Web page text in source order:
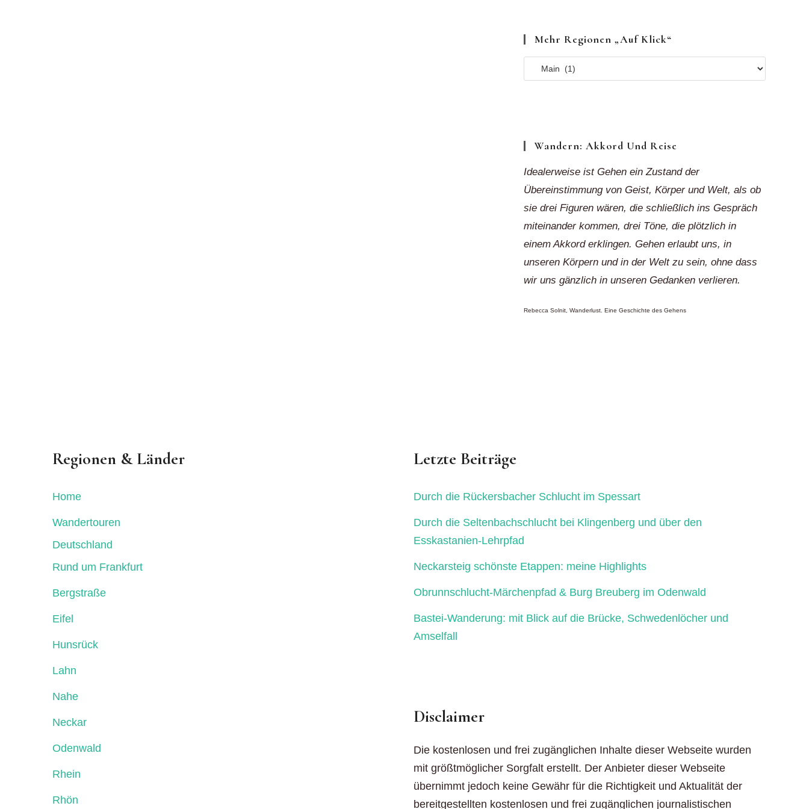
Mehr Regionen „auf Klick“
Mehr
Regionen
Wandern: Akkord Und Reise
Idealerweise ist Gehen ein Zustand der
Übereinstimmung von Geist, Körper und Welt, als ob
sie drei Figuren wären, die schließlich ins Gespräch
miteinander kommen, drei Töne, die plötzlich in
einem Akkord erklingen. Gehen erlaubt uns, in
unseren Körpern und in der Welt zu sein, ohne dass
wir uns gänzlich in unseren Gedanken verlieren.
Rebecca Solnit, Wanderlust. Eine Geschichte des Gehens
Regionen & Länder
Home
Wandertouren
Deutschland
Rund um Frankfurt
Bergstraße
Eifel
Hunsrück
Lahn
Nahe
Neckar
Odenwald
Rhein
Rhön
Letzte Beiträge
Durch die Rückersbacher Schlucht im Spessart
Durch die Seltenbachschlucht bei Klingenberg und über den
Esskastanien-Lehrpfad
Neckarsteig schönste Etappen: meine Highlights
Obrunnschlucht-Märchenpfad & Burg Breuberg im Odenwald
Bastei-Wanderung: mit Blick auf die Brücke, Schwedenlöcher und
Amselfall
Disclaimer
Die kostenlosen und frei zugänglichen Inhalte dieser Webseite wurden
mit größtmöglicher Sorgfalt erstellt. Der Anbieter dieser Webseite
übernimmt jedoch keine Gewähr für die Richtigkeit und Aktualität der
bereitgestellten kostenlosen und frei zugänglichen journalistischen